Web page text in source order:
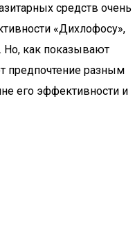
средств очень
«Дихлофосу»,
Но, как показывают
предпочтение разным
его эффективности и